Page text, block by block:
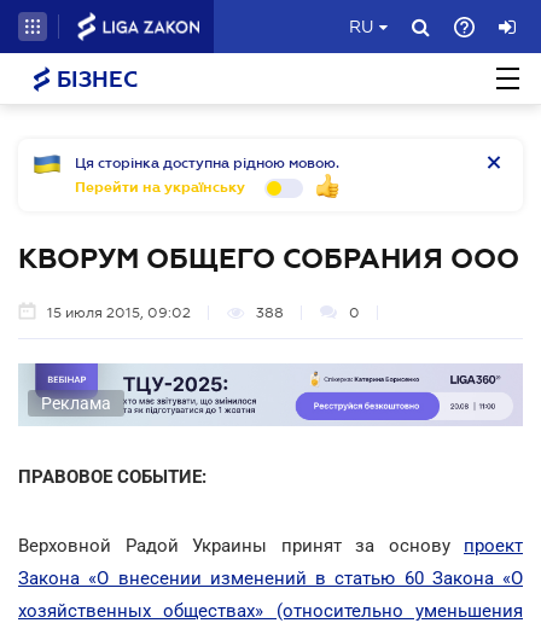
RU
БІЗНЕС
Ця сторінка доступна рідною мовою.
Перейти на українську
КВОРУМ ОБЩЕГО СОБРАНИЯ ООО
15 июля 2015, 09:02 388 0
Реклама
ПРАВОВОЕ СОБЫТИЕ:
Верховной Радой Украины принят за основу проект
Закона «О внесении изменений в статью 60 Закона «О
хозяйственных обществах» (относительно уменьшения